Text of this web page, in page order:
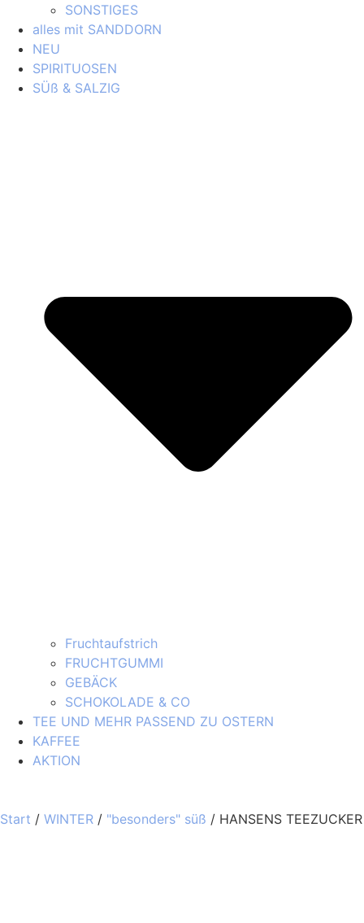
SONSTIGES
alles mit SANDDORN
NEU
SPIRITUOSEN
SÜß & SALZIG
Fruchtaufstrich
FRUCHTGUMMI
GEBÄCK
SCHOKOLADE & CO
TEE UND MEHR PASSEND ZU OSTERN
KAFFEE
AKTION
Start / WINTER / "besonders" süß / HANSENS TEEZUCKER